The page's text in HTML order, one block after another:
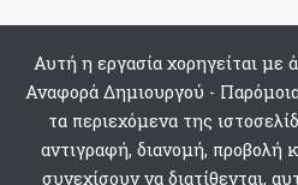
Αυτή η εργασία χορηγείται
Αναφορά Δημιουργού -
τα περιεχόμενα της
αντιγραφή, διανομή, προβολή
συνεχίσουν να διατίθενται,